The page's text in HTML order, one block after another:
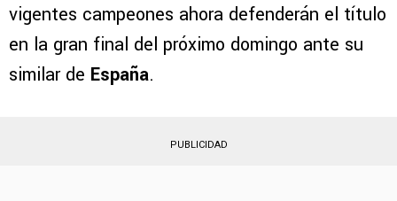
vigentes campeones ahora defenderán el título
en la gran final del próximo domingo ante su
similar de España.
PUBLICIDAD